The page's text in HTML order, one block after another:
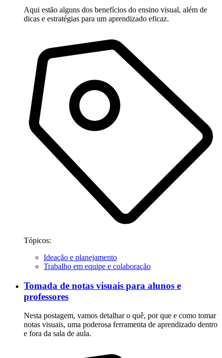
Aqui estão alguns dos benefícios do ensino visual, além de
dicas e estratégias para um aprendizado eficaz.
Tópicos:
Ideação e planejamento
Trabalho em equipe e colaboração
Tomada de notas visuais para alunos e
professores
Nesta postagem, vamos detalhar o quê, por que e como tomar
notas visuais, uma poderosa ferramenta de aprendizado dentro
e fora da sala de aula.